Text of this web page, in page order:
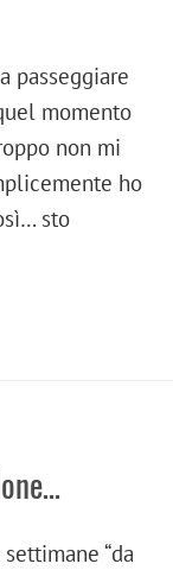
passeggiare
momento
non mi
ho
sto
“da